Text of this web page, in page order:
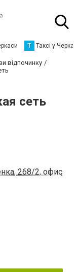
Т Таксі у
відпочинку
сеть
268/2, офис